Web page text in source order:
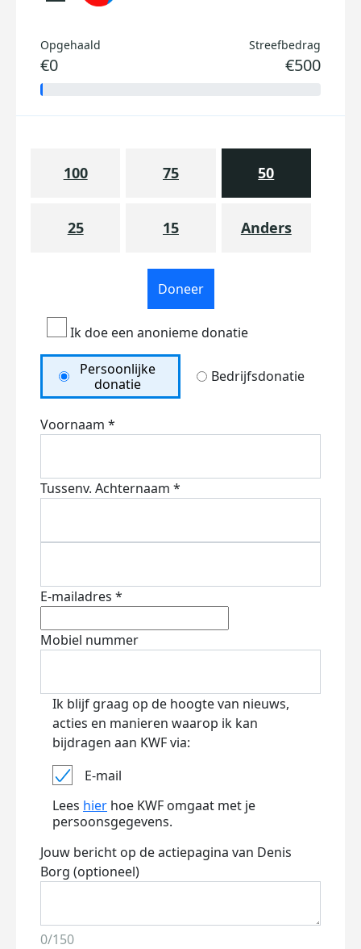
Opgehaald
€0
Streefbedrag
€500
100 75 50
25 15 Anders
Doneer
Ik doe een anonieme donatie
Persoonlijke
donatie
Bedrijfsdonatie
Voornaam *
Tussenv. Achternaam *
E-mailadres *
Mobiel nummer
Ik blijf graag op de hoogte van nieuws,
acties en manieren waarop ik kan
bijdragen aan KWF via:
E-mail
Lees hier hoe KWF omgaat met je
persoonsgegevens.
Jouw bericht op de actiepagina van Denis
Borg (optioneel)
0/150